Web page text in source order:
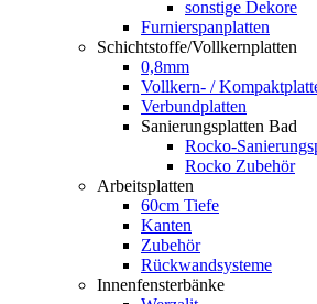
sonstige Dekore
Furnierspanplatten
Schichtstoffe/Vollkernplatten
0,8mm
Vollkern- /
Verbundplatten
Sanierungsplatten Bad
Rocko-
Rocko Zubehör
Arbeitsplatten
60cm Tiefe
Kanten
Zubehör
Rückwandsysteme
Innenfensterbänke